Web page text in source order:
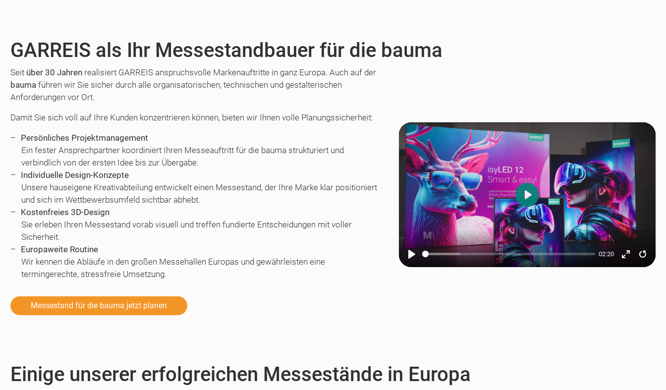
GARREIS als Ihr Messestandbauer für die bauma
Seit über 30 Jahren realisiert GARREIS anspruchsvolle Markenauftritte in ganz Europa. Auch auf der
bauma führen wir Sie sicher durch alle organisatorischen, technischen und gestalterischen
Anforderungen vor Ort.
Damit Sie sich voll auf Ihre Kunden konzentrieren können, bieten wir Ihnen volle Planungssicherheit:
Persönliches Projektmanagement
Ein fester Ansprechpartner koordiniert Ihren Messeauftritt für die bauma strukturiert und
verbindlich von der ersten Idee bis zur Übergabe.
Individuelle Design-Konzepte
Unsere hauseigene Kreativabteilung entwickelt einen Messestand, der Ihre Marke klar positioniert
und sich im Wettbewerbsumfeld sichtbar abhebt.
Kostenfreies 3D-Design
Sie erleben Ihren Messestand vorab visuell und treffen fundierte Entscheidungen mit voller
Sicherheit.
Europaweite Routine
Wir kennen die Abläufe in den großen Messehallen Europas und gewährleisten eine
termingerechte, stressfreie Umsetzung.
Messestand für die bauma jetzt planen
Play
02:20
Enter
Play
Einige unserer erfolgreichen Messestände in Europa